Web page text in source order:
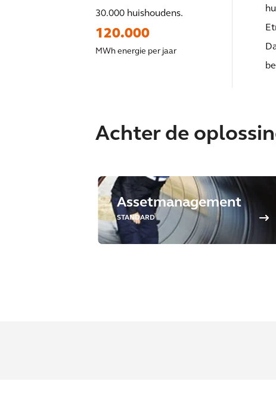
30.000 huishoudens.
120.000
MWh energie per jaar
Achter de
Assetmanagement
STANDARD